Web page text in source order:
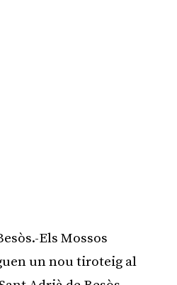
Els Mossos
un nou tiroteig al